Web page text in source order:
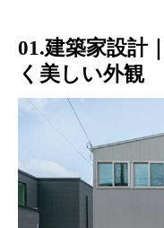
01.建築家設計
く美しい外観